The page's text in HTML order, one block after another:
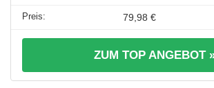
79,98 €
ZUM TOP ANGEBOT